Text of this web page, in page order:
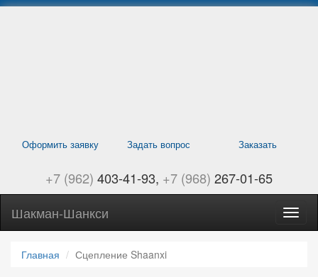
Оформить заявку Задать вопрос Заказать
+7 (962) 403-41-93 +7 (968) 267-01-65
Шакман-Шанкси
Главная Сцепление Shaanxi